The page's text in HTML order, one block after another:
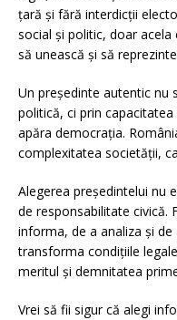
țară și fără interdicții
social și politic, doar acela
să unească și să
Un președinte autentic nu
politică, ci prin
apăra democrația.
complexitatea societății,
Alegerea președintelui nu
de responsabilitate civică.
informa, de a analiza și
transforma condițiile
meritul și demnitatea
Vrei să fii sigur că alegi